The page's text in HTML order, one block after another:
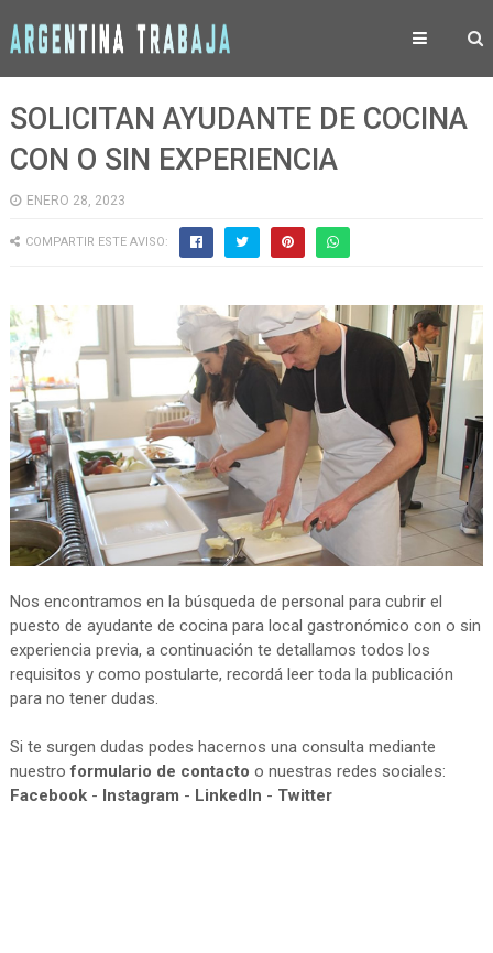
SOLICITAN AYUDANTE DE COCINA
CON O SIN EXPERIENCIA
ENERO 28, 2023
COMPARTIR ESTE AVISO:
Nos encontramos en la búsqueda de personal para cubrir el
puesto de ayudante de cocina para local gastronómico con o sin
experiencia previa, a continuación te detallamos todos los
requisitos y como postularte, recordá leer toda la publicación
para no tener dudas.
Si te surgen dudas podes hacernos una consulta mediante
nuestroformulario de contacto o nuestras redes sociales:
Facebook- Instagram - LinkedIn - Twitter